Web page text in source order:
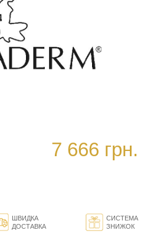
7 666 грн.
ШВИДКА
ДОСТАВКА
СИСТЕМА
ЗНИЖОК